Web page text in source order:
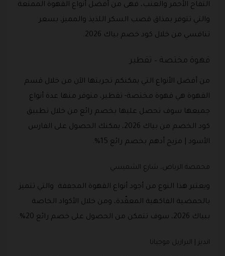
التفاح الأحمر والعنب، فهى من أفضل أنواع القهوة الممتعة
والتي تتوفر بمذاق قصب السكر اللذيذ والمميز، بسعر
تنافسي من خلال كود خصم بياك 2026.
قهوة مختصة – تقطير
من أفضل الأنواع التي يمكنكم تجربتها الآن من خلال قسم
القهوة هي قهوة مختصة- تقطير، متوفر منها عدة أنواع
جميعها سوف تحصل عليها بخصم رائع من خلال تطبيق
كود الخصم من بياك 2026، يمكنك الحصول على الفارس
الأسود | مزيج أدهم بخصم رائع 15%.
محمصة الرياض، شارع الشميسي
ويعتبر هذا النوع من أجود أنواع القهوة المجففة والتي تتميز
بالحمضية الفاكهية المعقّدة، ومن خلال الأكواد الخاصة
ببياك 2026، سوف تتمكن من الحصول على خصم رائع 20%.
انديز | البرازيل موجيانا